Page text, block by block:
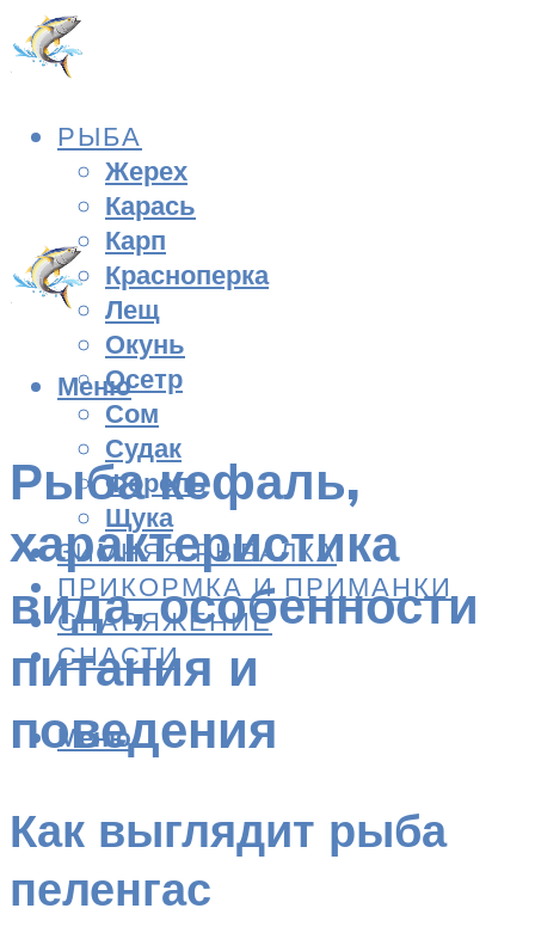
РЫБА
Жерех
Карась
Карп
Красноперка
Лещ
Окунь
Осетр
Сом
Судак
Форель
Щука
ЗИМНЯЯ РЫБАЛКА
ПРИКОРМКА И ПРИМАНКИ
СНАРЯЖЕНИЕ
СНАСТИ
Меню
Меню
Рыба кефаль,
характеристика
вида, особенности
питания и
поведения
Как выглядит рыба
пеленгас